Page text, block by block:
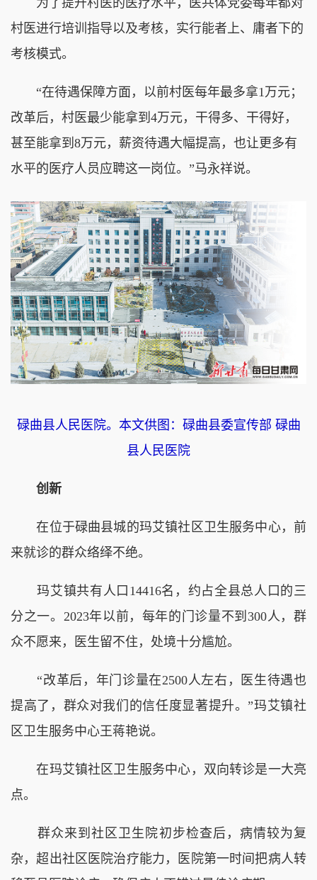
为了提升村医的医疗水平，医共体党委每年都对
村医进行培训指导以及考核，实行能者上、庸者下的
考核模式。
“在待遇保障方面，以前村医每年最多拿1万元；
改革后，村医最少能拿到4万元，干得多、干得好，
甚至能拿到8万元，薪资待遇大幅提高，也让更多有
水平的医疗人员应聘这一岗位。”马永祥说。
碌曲县人民医院。本文供图：碌曲县委宣传部 碌曲
县人民医院
创新
在位于碌曲县城的玛艾镇社区卫生服务中心，前
来就诊的群众络绎不绝。
玛艾镇共有人口14416名，约占全县总人口的三
分之一。2023年以前，每年的门诊量不到300人，群
众不愿来，医生留不住，处境十分尴尬。
“改革后，年门诊量在2500人左右，医生待遇也
提高了，群众对我们的信任度显著提升。”玛艾镇社
区卫生服务中心王蒋艳说。
在玛艾镇社区卫生服务中心，双向转诊是一大亮
点。
群众来到社区卫生院初步检查后，病情较为复
杂，超出社区医院治疗能力，医院第一时间把病人转